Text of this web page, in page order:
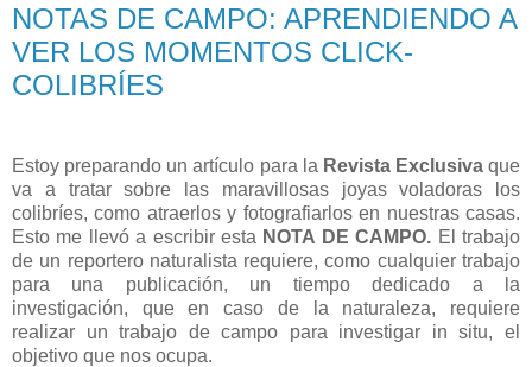
NOTAS DE CAMPO: APRENDIENDO A
VER LOS MOMENTOS CLICK-
COLIBRÍES
Estoy preparando un artículo para la Revista Exclusivaque
va a tratar sobre las maravillosas joyas voladoras los
colibríes, como atraerlos y fotografiarlos en nuestras casas.
Esto me llevó a escribir esta NOTA DE CAMPO. El trabajo
de un reportero naturalista requiere, como cualquier trabajo
para una publicación, un tiempo dedicado a la
investigación, que en caso de la naturaleza, requiere
realizar un trabajo de campo para investigar in situ, el
objetivo que nos ocupa.